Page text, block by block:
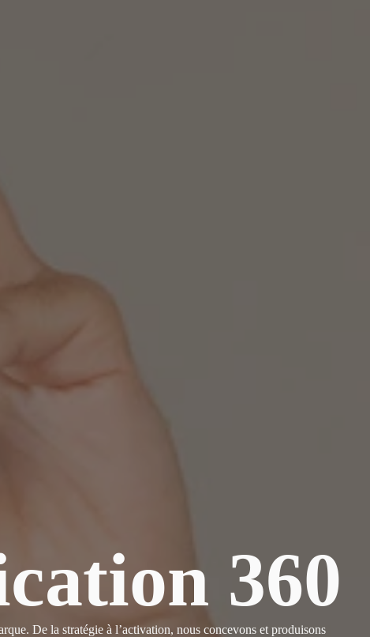
360
De la stratégie à l’activation, nous concevons et produisons